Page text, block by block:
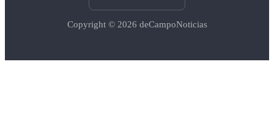
Copyright © 2026 deCampoNoticias